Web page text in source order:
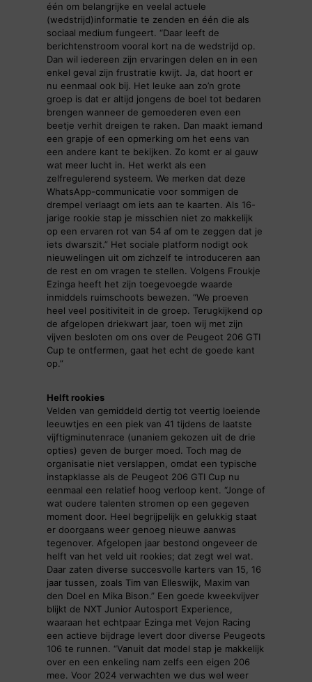
één om belangrijke en veelal actuele
(wedstrijd)informatie te zenden en één die als
sociaal medium fungeert. “Daar leeft de
berichtenstroom vooral kort na de wedstrijd op.
Dan wil iedereen zijn ervaringen delen en in een
enkel geval zijn frustratie kwijt. Ja, dat hoort er
nu eenmaal ook bij. Het leuke aan zo’n grote
groep is dat er altijd jongens de boel tot bedaren
brengen wanneer de gemoederen even een
beetje verhit dreigen te raken. Dan maakt iemand
een grapje of een opmerking om het eens van
een andere kant te bekijken. Zo komt er al gauw
wat meer lucht in. Het werkt als een
zelfregulerend systeem. We merken dat deze
WhatsApp-communicatie voor sommigen de
drempel verlaagt om iets aan te kaarten. Als 16-
jarige rookie stap je misschien niet zo makkelijk
op een ervaren rot van 54 af om te zeggen dat je
iets dwarszit.” Het sociale platform nodigt ook
nieuwelingen uit om zichzelf te introduceren aan
de rest en om vragen te stellen. Volgens Froukje
Ezinga heeft het zijn toegevoegde waarde
inmiddels ruimschoots bewezen. “We proeven
heel veel positiviteit in de groep. Terugkijkend op
de afgelopen driekwart jaar, toen wij met zijn
vijven besloten om ons over de Peugeot 206 GTI
Cup te ontfermen, gaat het echt de goede kant
op.”
Helft rookies
Velden van gemiddeld dertig tot veertig loeiende
leeuwtjes en een piek van 41 tijdens de laatste
vijftigminutenrace (unaniem gekozen uit de drie
opties) geven de burger moed. Toch mag de
organisatie niet verslappen, omdat een typische
instapklasse als de Peugeot 206 GTI Cup nu
eenmaal een relatief hoog verloop kent. “Jonge of
wat oudere talenten stromen op een gegeven
moment door. Heel begrijpelijk en gelukkig staat
er doorgaans weer genoeg nieuwe aanwas
tegenover. Afgelopen jaar bestond ongeveer de
helft van het veld uit rookies; dat zegt wel wat.
Daar zaten diverse succesvolle karters van 15, 16
jaar tussen, zoals Tim van Elleswijk, Maxim van
den Doel en Mika Bison.” Een goede kweekvijver
blijkt de NXT Junior Autosport Experience,
waaraan het echtpaar Ezinga met Vejon Racing
een actieve bijdrage levert door diverse Peugeots
106 te runnen. “Vanuit dat model stap je makkelijk
over en een enkeling nam zelfs een eigen 206
mee. Voor 2024 verwachten we dus wel weer